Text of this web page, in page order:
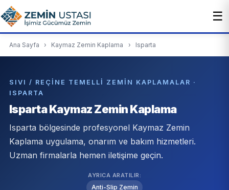
☰
Ana Sayfa › Kaymaz Zemin Kaplama › Isparta
SIVI / REÇINE TEMELLI ZEMIN KAPLAMALAR ·
ISPARTA
Isparta Kaymaz Zemin Kaplama
Isparta bölgesinde profesyonel Kaymaz Zemin
Kaplama uygulama, onarım ve bakım hizmetleri.
Uzman firmalarla hemen iletişime geçin.
AYRICA ARATILIR:
Anti-Slip Zemin